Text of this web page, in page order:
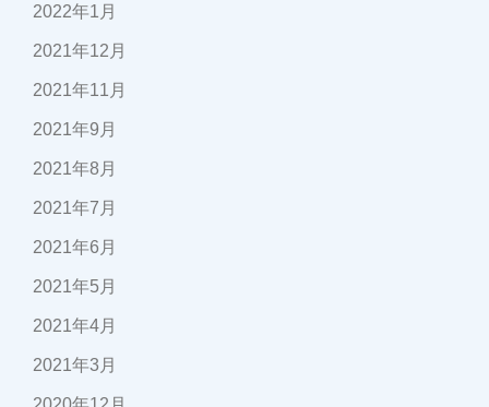
2022年1月
2021年12月
2021年11月
2021年9月
2021年8月
2021年7月
2021年6月
2021年5月
2021年4月
2021年3月